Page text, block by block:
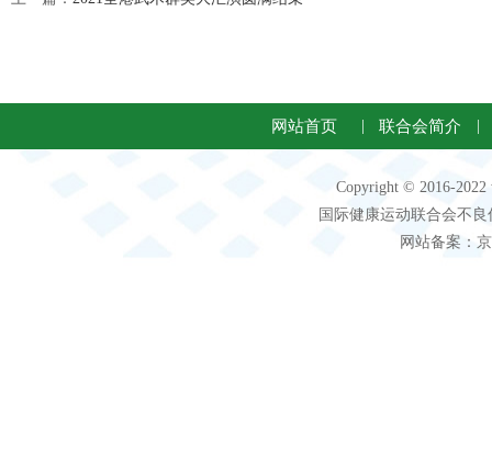
网站首页 联合会简介
Copyright © 2016-
国际健康运动联合会不
网站备案：